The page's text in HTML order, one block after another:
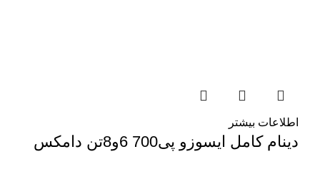
اطلاعات بیشتر
دینام کامل ایسوزو پی700 6و8تن دامکس